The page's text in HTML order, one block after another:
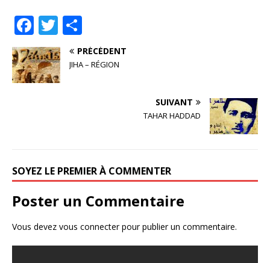
F
a
c
e
T
w
it
te
ar
ta
PRÉCÉDENT
JIHA – RÉGION
SUIVANT
TAHAR HADDAD
SOYEZ LE PREMIER À COMMENTER
Poster un Commentaire
Vous devez vous connecterpour publier un commentaire.